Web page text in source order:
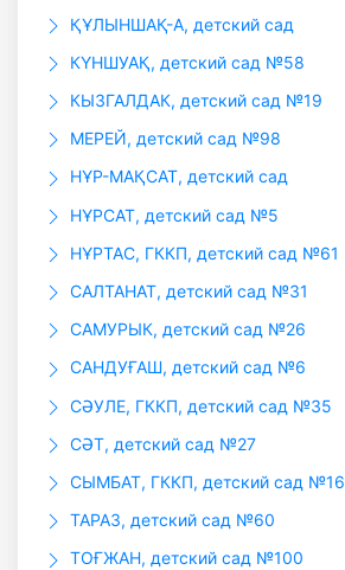
ҚҰЛЫНШАҚ-А, детский сад
КҮНШУАҚ, детский сад №58
КЫЗГАЛДАК, детский сад №19
МЕРЕЙ, детский сад №98
НҰР-МАҚСАТ, детский сад
НҰРСАТ, детский сад №5
НҰРТАС, ГККП, детский сад №61
САЛТАНАТ, детский сад №31
САМУРЫК, детский сад №26
САНДУҒАШ, детский сад №6
СӘУЛЕ, ГККП, детский сад №35
СӘТ, детский сад №27
СЫМБАТ, ГККП, детский сад №16
ТАРАЗ, детский сад №60
ТОҒЖАН, детский сад №100